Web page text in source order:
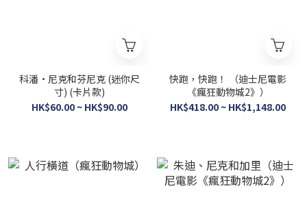
科潘·尼克和芬尼克 (迷你尺
寸) (卡片款)
HK$60.00 ~ HK$90.00
快跑，快跑！ （迪士尼電影
《瘋狂動物城2》）
HK$418.00 ~ HK$1,148.00